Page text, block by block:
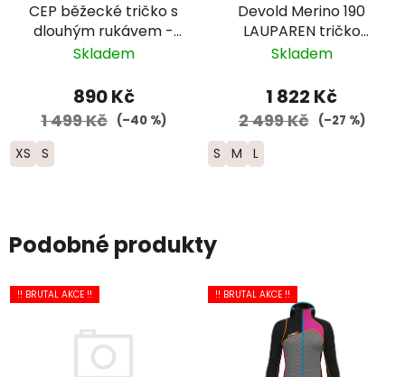
CEP běžecké tričko s
dlouhým rukávem -
dámské - černá
Skladem
890 Kč
1 499 Kč (–40 %)
XS S
Devold Merino 190
LAUPAREN tričko
dlouhý rukáv -
Skladem
1 822 Kč
2 499 Kč (–27 %)
S M L
Podobné produkty
!! BRUTAL AKCE !! !! BRUTAL AKCE !!